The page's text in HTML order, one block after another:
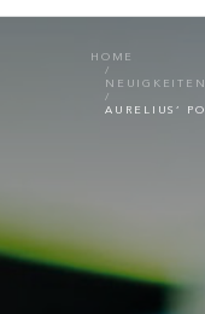
HOME
NEUIGKEITEN